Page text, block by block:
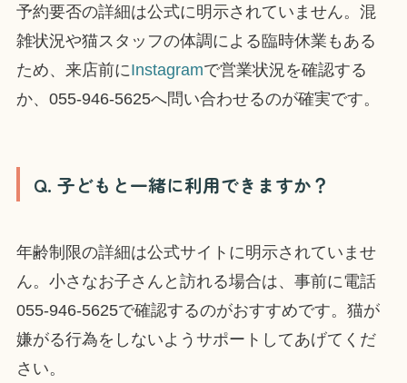
予約要否の詳細は公式に明示されていません。混
雑状況や猫スタッフの体調による臨時休業もある
ため、来店前にInstagramで営業状況を確認する
か、055-946-5625へ問い合わせるのが確実です。
Q. 子どもと一緒に利用できますか？
年齢制限の詳細は公式サイトに明示されていませ
ん。小さなお子さんと訪れる場合は、事前に電話
055-946-5625で確認するのがおすすめです。猫が
嫌がる行為をしないようサポートしてあげてくだ
さい。